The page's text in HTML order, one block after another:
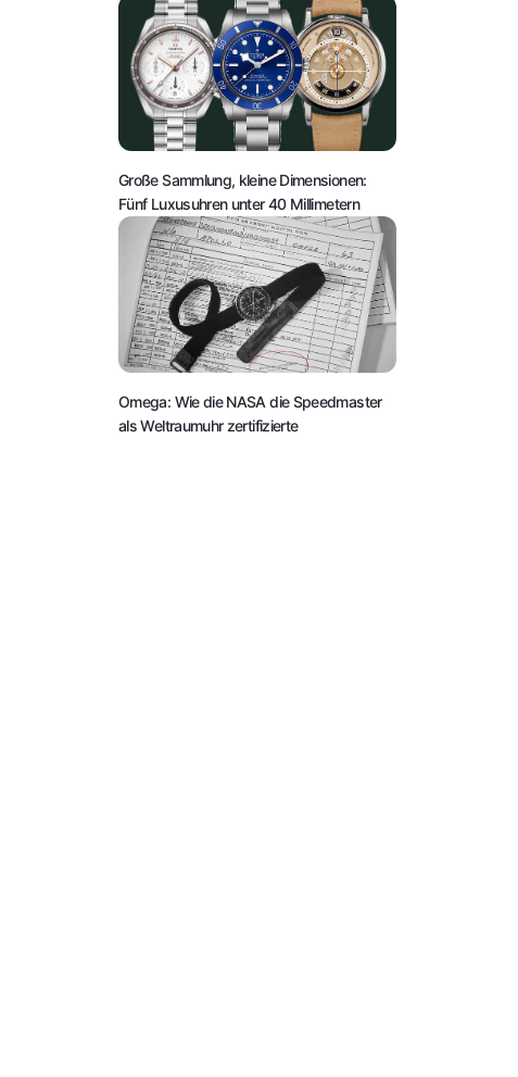
Große Sammlung, kleine Dimensionen:
Fünf Luxusuhren unter 40 Millimetern
Omega: Wie die NASA die Speedmaster
als Weltraumuhr zertifizierte